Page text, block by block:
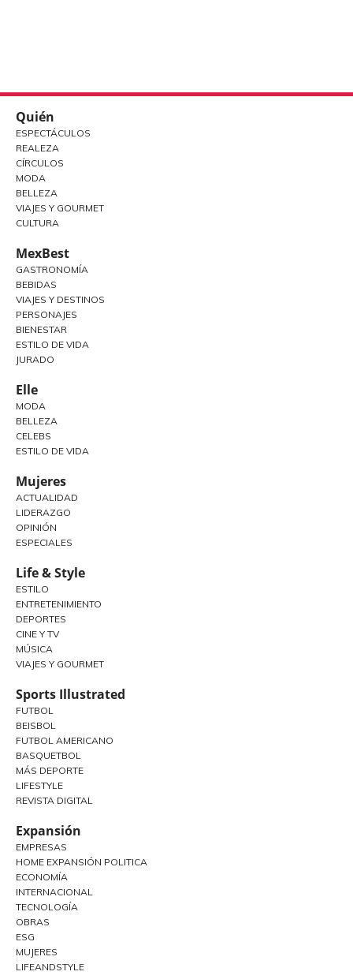
Quién
ESPECTÁCULOS
REALEZA
CÍRCULOS
MODA
BELLEZA
VIAJES Y GOURMET
CULTURA
MexBest
GASTRONOMÍA
BEBIDAS
VIAJES Y DESTINOS
PERSONAJES
BIENESTAR
ESTILO DE VIDA
JURADO
Elle
MODA
BELLEZA
CELEBS
ESTILO DE VIDA
Mujeres
ACTUALIDAD
LIDERAZGO
OPINIÓN
ESPECIALES
Life & Style
ESTILO
ENTRETENIMIENTO
DEPORTES
CINE Y TV
MÚSICA
VIAJES Y GOURMET
Sports Illustrated
FUTBOL
BEISBOL
FUTBOL AMERICANO
BASQUETBOL
MÁS DEPORTE
LIFESTYLE
REVISTA DIGITAL
Expansión
EMPRESAS
HOME EXPANSIÓN POLITICA
ECONOMÍA
INTERNACIONAL
TECNOLOGÍA
OBRAS
ESG
MUJERES
LIFEANDSTYLE